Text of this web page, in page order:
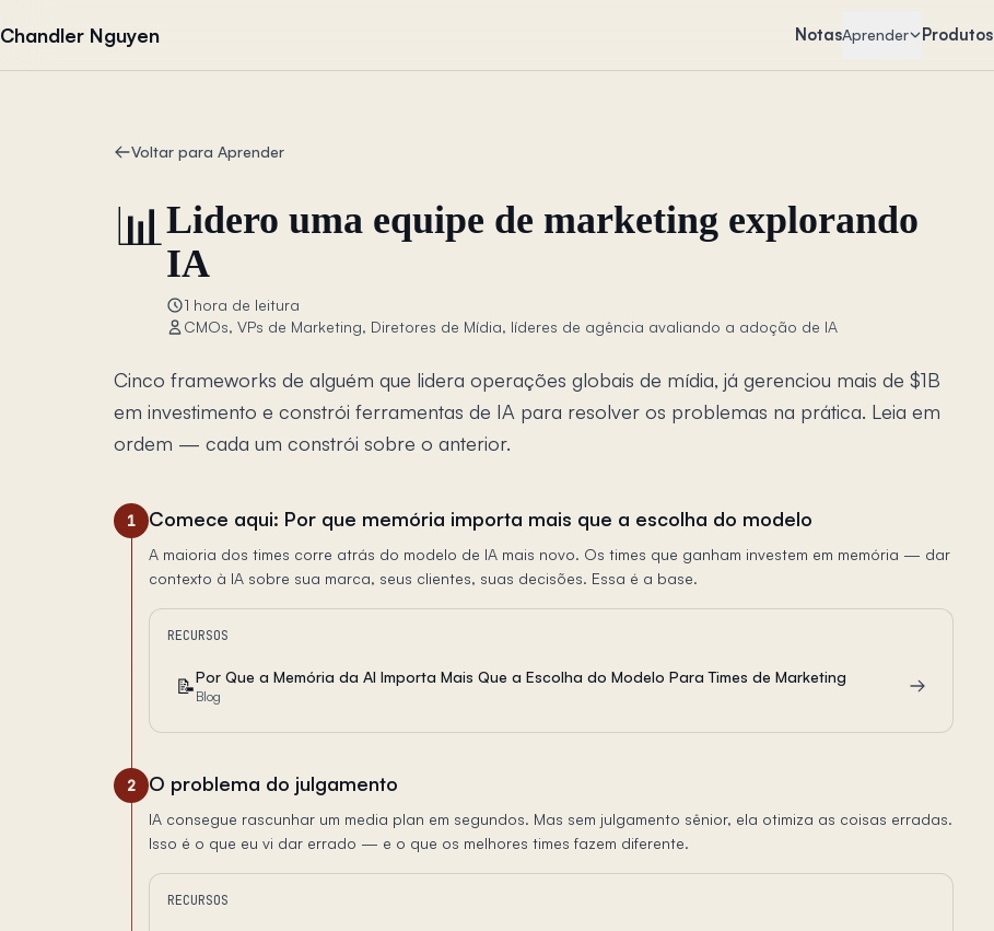
Chandler Nguyen NotasAprender Produtos
Voltar para Aprender
📊Lidero uma equipe de marketing explorando
IA
1 hora de leitura
CMOs, VPs de Marketing, Diretores de Mídia, líderes de agência avaliando a adoção de IA
Cinco frameworks de alguém que lidera operações globais de mídia, já gerenciou mais de $1B
em investimento e constrói ferramentas de IA para resolver os problemas na prática. Leia em
ordem — cada um constrói sobre o anterior.
1 Comece aqui: Por que memória importa mais que a escolha do modelo
A maioria dos times corre atrás do modelo de IA mais novo. Os times que ganham investem em memória — dar
contexto à IA sobre sua marca, seus clientes, suas decisões. Essa é a base.
RECURSOS
📝Por Que a Memória da AI Importa Mais Que a Escolha do Modelo Para Times de Marketing
Blog
2 O problema do julgamento
IA consegue rascunhar um media plan em segundos. Mas sem julgamento sênior, ela otimiza as coisas erradas.
Isso é o que eu vi dar errado — e o que os melhores times fazem diferente.
RECURSOS